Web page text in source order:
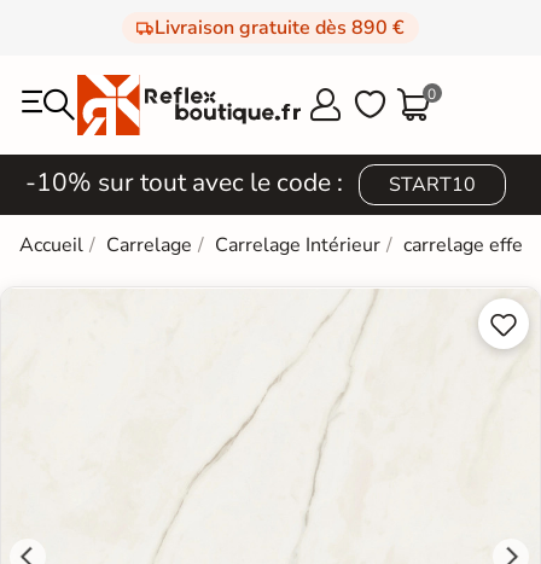
Livraison gratuite dès 890 €
  0
-10% sur tout avec le code : START10
Accueil Carrelage Carrelage Intérieur carrelage effet

